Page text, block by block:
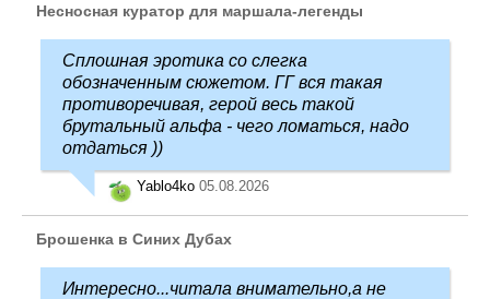
Несносная куратор для маршала-легенды
Сплошная эротика со слегка
обозначенным сюжетом. ГГ вся такая
противоречивая, герой весь такой
брутальный альфа - чего ломаться, надо
отдаться ))
Yablo4ko 05.08.2026
Брошенка в Синих Дубах
Интересно...читала внимательно,а не